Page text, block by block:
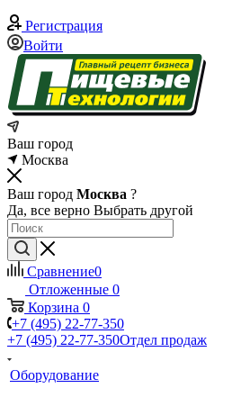
Регистрация
Войти
Ваш город
Москва
Ваш город Москва ?
Да, все верно Выбрать другой
Сравнение0
Отложенные 0
Корзина 0
+7 (495) 22-77-350
+7 (495) 22-77-350Отдел продаж
Оборудование